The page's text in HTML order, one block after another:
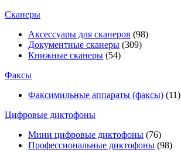
Сканеры
Аксессуары для сканеров (98)
Документные сканеры (309)
Книжные сканеры (54)
Факсы
Факсимильные аппараты (факсы) (11)
Цифровые диктофоны
Мини цифровые диктофоны (76)
Профессиональные диктофоны (98)